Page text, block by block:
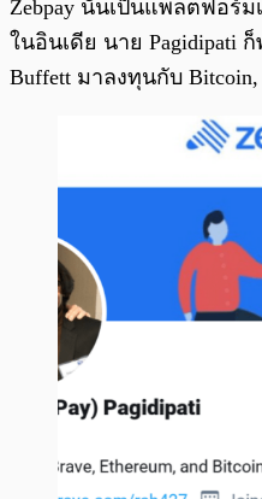
Zebpay นั้นเป็นแพลตฟอร์
ในอินเดีย นาย Pagidipati
Buffett มาลงทุนกับ Bitcoin,